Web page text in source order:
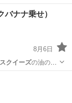
…
バナナ乗せ）
8月6日
スクイーズの油のよ
…